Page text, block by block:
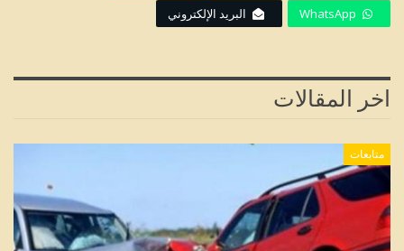
WhatsApp البريد الإلكتروني
اخر المقالات
متابعات